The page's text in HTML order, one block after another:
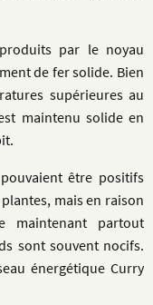
par le noyau
de fer solide. Bien
supérieures au
maintenu solide en
être positifs
mais en raison
maintenant partout
sont souvent nocifs.
énergétique Curry